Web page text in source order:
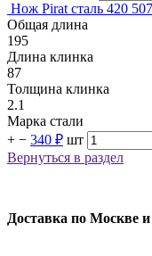
Нож Pirat сталь 420 507
Общая длина
195
Длина клинка
87
Толщина клинка
2.1
Марка стали
+ − 340 ₽ шт
Вернуться в раздел
Доставка по Москве